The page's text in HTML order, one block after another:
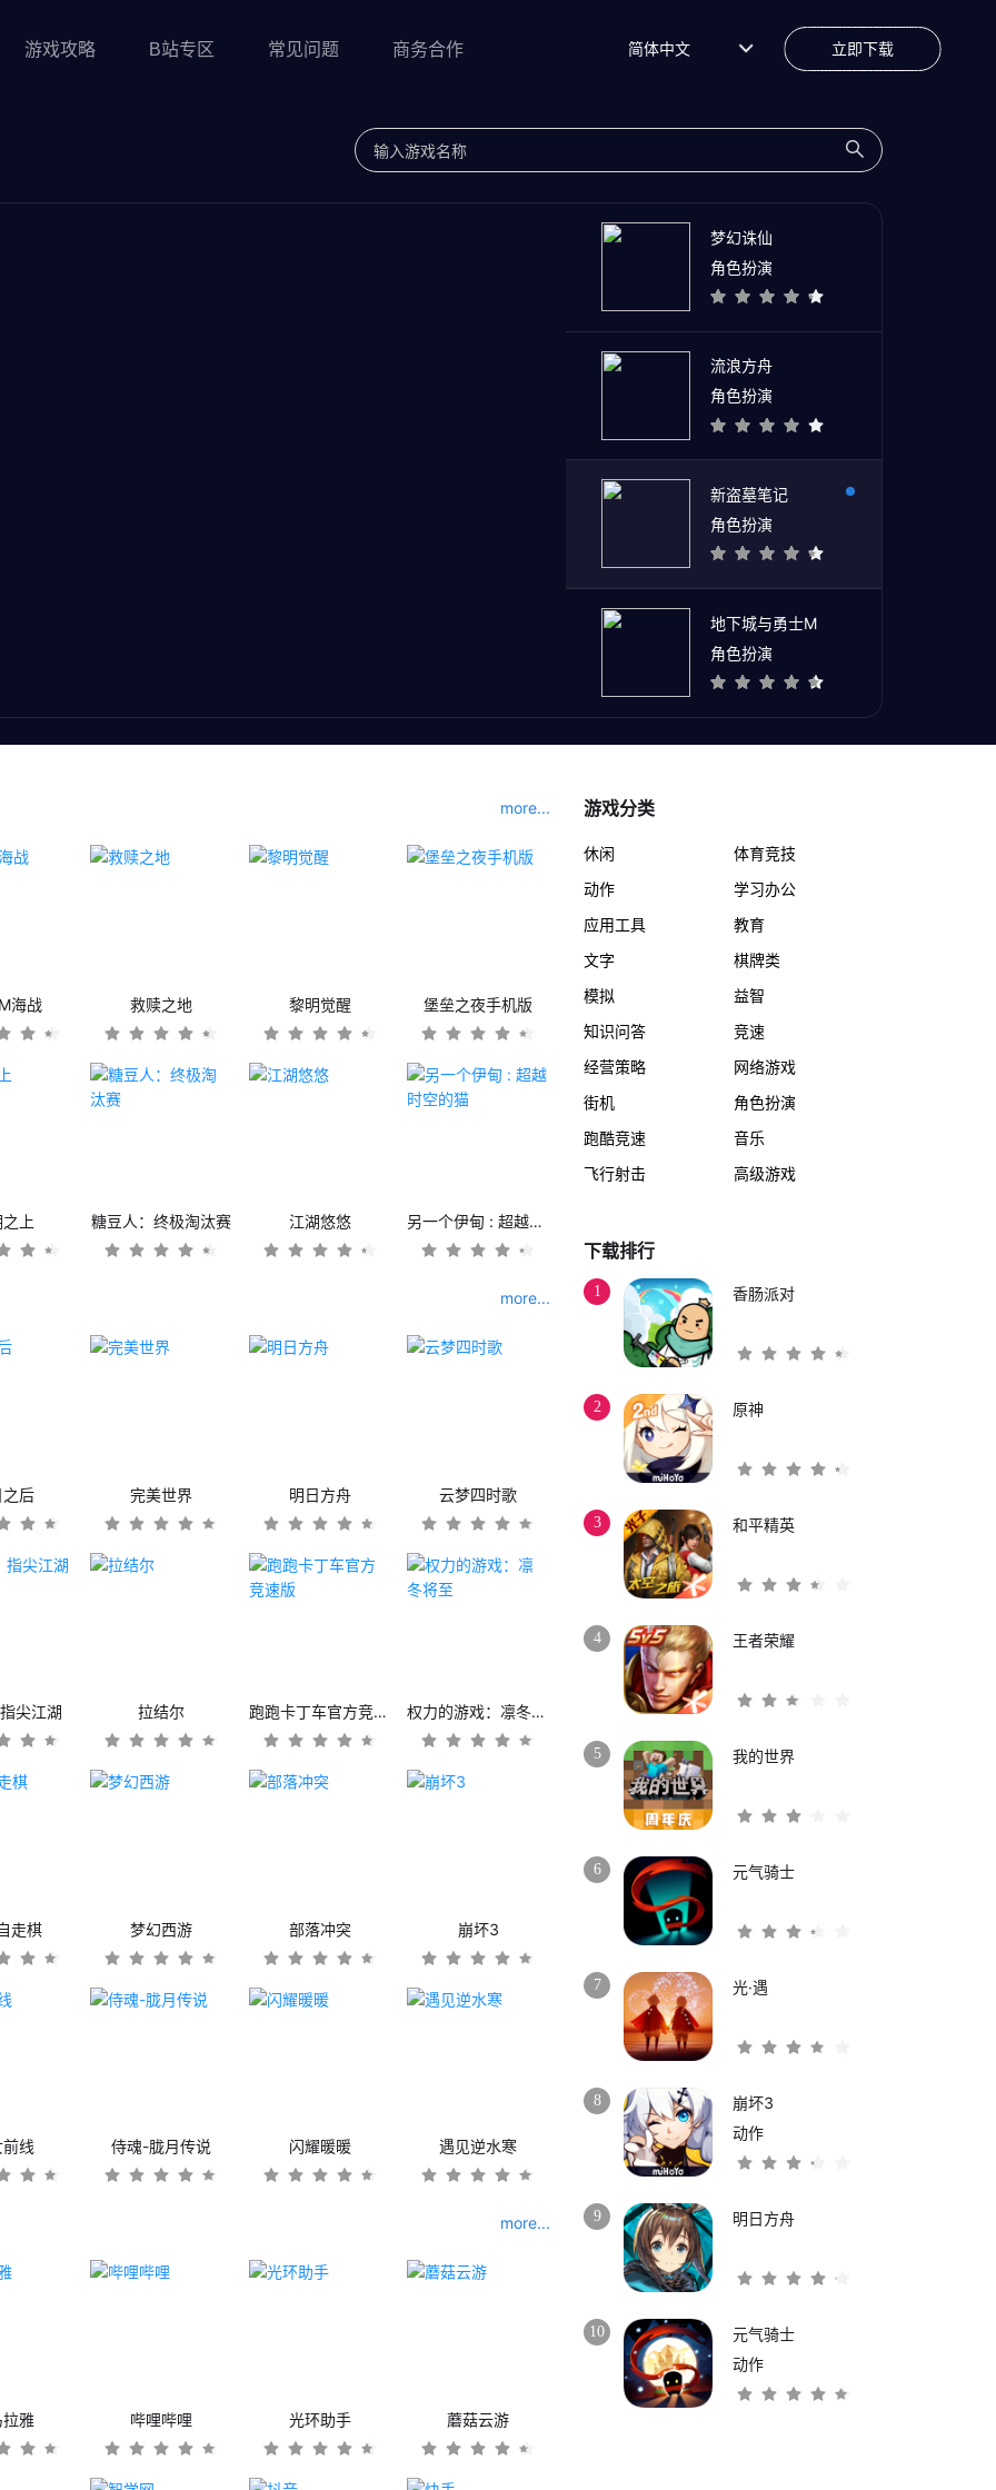
游戏攻略 B站专区 常见问题 商务合作 简体中文 立即下载
梦幻诛仙
角色扮演
流浪方舟
角色扮演
新盗墓笔记
角色扮演
地下城与勇士M
角色扮演
more...
海战 救赎之地 黎明觉醒 堡垒之夜手机版
上 糖豆人：终极淘汰赛 江湖悠悠 另一个伊甸 : 超越时空的猫
more...
后 完美世界 明日方舟 云梦四时歌
尖江湖 拉结尔 跑跑卡丁车官方竞速版 权力的游戏：凛冬将至
走棋 梦幻西游 部落冲突 崩坏3
线 侍魂-胧月传说 闪耀暖暖 遇见逆水寒
more...
雅 哔哩哔哩 光环助手 蘑菇云游
游戏分类
休闲
体育竞技
动作
学习办公
应用工具
教育
文字
棋牌类
模拟
益智
知识问答
竞速
经营策略
网络游戏
街机
角色扮演
跑酷竞速
音乐
飞行射击
高级游戏
下载排行
1 香肠派对
2 原神
3 和平精英
4 王者荣耀
5 我的世界
6 元气骑士
7 光·遇
8
崩坏3
动作
9 明日方舟
10
元气骑士
动作